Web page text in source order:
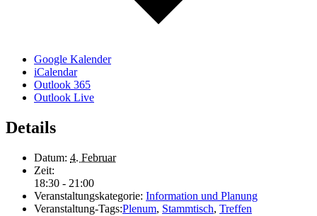
Google Kalender
iCalendar
Outlook 365
Outlook Live
Details
Datum: 4. Februar
Zeit:
18:30 - 21:00
Veranstaltungskategorie: Information und Planung
Veranstaltung-Tags:Plenum, Stammtisch, Treffen